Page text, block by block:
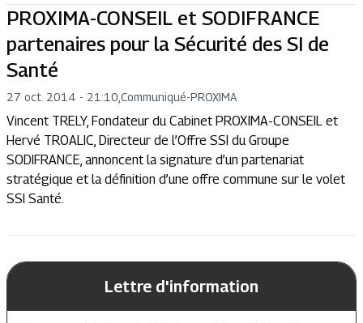
PROXIMA-CONSEIL et SODIFRANCE
partenaires pour la Sécurité des SI de
Santé
27 oct. 2014 - 21:10 Communiqué-PROXIMA
Vincent TRELY, Fondateur du Cabinet PROXIMA-CONSEIL et
Hervé TROALIC, Directeur de l’Offre SSI du Groupe
SODIFRANCE, annoncent la signature d’un partenariat
stratégique et la définition d’une offre commune sur le volet
SSI Santé.
Lettre d'information